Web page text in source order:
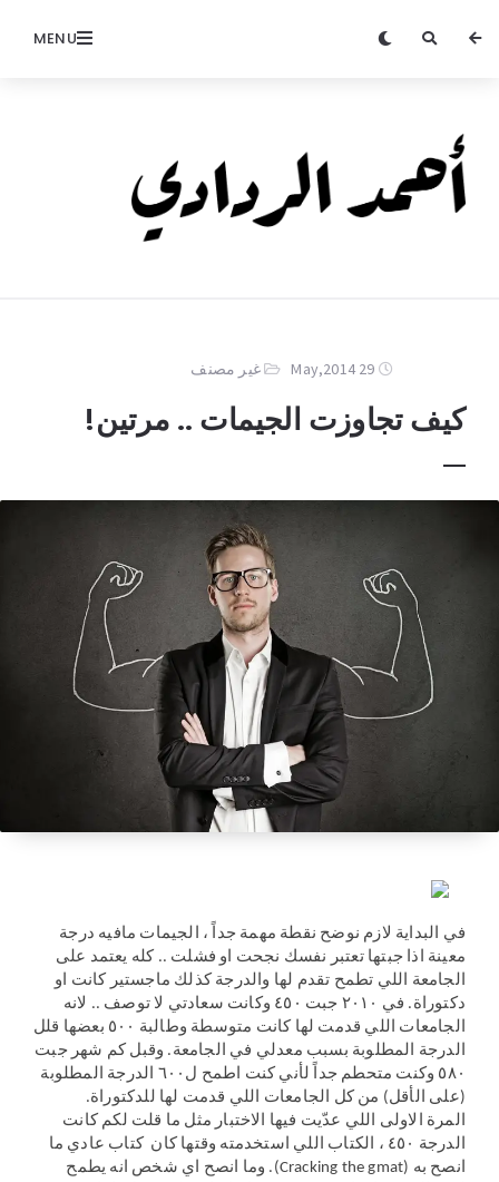
MENU
29 May,2014 غير مصنف
كيف تجاوزت الجيمات .. مرتين!
في البداية لازم نوضح نقطة مهمة جداً ، الجيمات مافيه درجة
معينة اذا جبتها تعتبر نفسك نجحت او فشلت .. كله يعتمد على
الجامعة اللي تطمح تقدم لها والدرجة كذلك ماجستير كانت او
دكتوراة. في ٢٠١٠ جبت ٤٥٠ وكانت سعادتي لا توصف .. لانه
الجامعات اللي قدمت لها كانت متوسطة وطالبة ٥٠٠ بعضها قلل
الدرجة المطلوبة بسبب معدلي في الجامعة. وقبل كم شهر جبت
٥٨٠ وكنت متحطم جداً لأني كنت اطمح ل٦٠٠ الدرجة المطلوبة
(على الأقل) من كل الجامعات اللي قدمت لها للدكتوراة.
المرة الاولى اللي عدّيت فيها الاختبار مثل ما قلت لكم كانت
الدرجة ٤٥٠ ، الكتاب اللي استخدمته وقتها كان كتاب عادي ما
انصح به (Cracking the gmat). وما انصح اي شخص انه يطمح